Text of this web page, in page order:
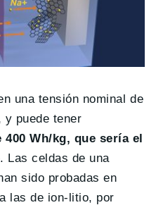
una tensión nominal de
puede tener
Wh/kg, que sería el
. Las celdas de una
sido probadas en
las de ion-litio, por